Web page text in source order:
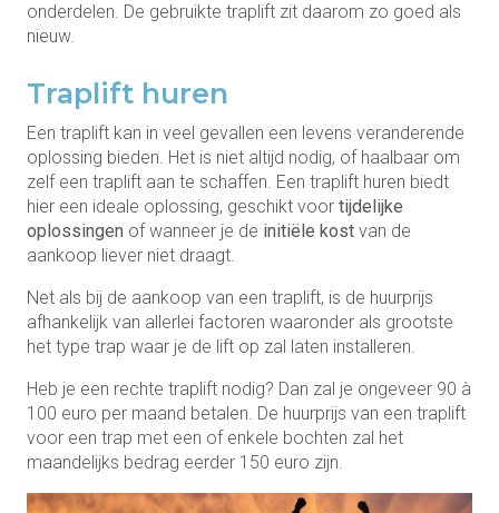
onderdelen. De gebruikte traplift zit daarom zo goed als
nieuw.
Traplift huren
Een traplift kan in veel gevallen een levens veranderende
oplossing bieden. Het is niet altijd nodig, of haalbaar om
zelf een traplift aan te schaffen. Een traplift huren biedt
hier een ideale oplossing, geschikt voor tijdelijke
oplossingen of wanneer je de initiële kost van de
aankoop liever niet draagt.
Net als bij de aankoop van een traplift, is de huurprijs
afhankelijk van allerlei factoren waaronder als grootste
het type trap waar je de lift op zal laten installeren.
Heb je een rechte traplift nodig? Dan zal je ongeveer 90 à
100 euro per maand betalen. De huurprijs van een traplift
voor een trap met een of enkele bochten zal het
maandelijks bedrag eerder 150 euro zijn.